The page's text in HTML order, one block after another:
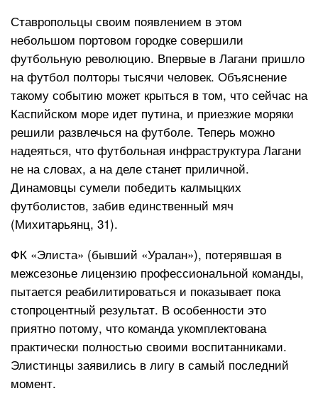
Ставропольцы своим появлением в этом
небольшом портовом городке совершили
футбольную революцию. Впервые в Лагани пришло
на футбол полторы тысячи человек. Объяснение
такому событию может крыться в том, что сейчас на
Каспийском море идет путина, и приезжие моряки
решили развлечься на футболе. Теперь можно
надеяться, что футбольная инфраструктура Лагани
не на словах, а на деле станет приличной.
Динамовцы сумели победить калмыцких
футболистов, забив единственный мяч
(Михитарьянц, 31).
ФК «Элиста» (бывший «Уралан»), потерявшая в
межсезонье лицензию профессиональной команды,
пытается реабилитироваться и показывает пока
стопроцентный результат. В особенности это
приятно потому, что команда укомплектована
практически полностью своими воспитанниками.
Элистинцы заявились в лигу в самый последний
момент.